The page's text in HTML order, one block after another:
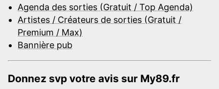
Agenda des sorties (Gratuit / Top Agenda)
Artistes / Créateurs de sorties (Gratuit /
Premium / Max)
Bannière pub
Donnez svp votre avis sur My89.fr